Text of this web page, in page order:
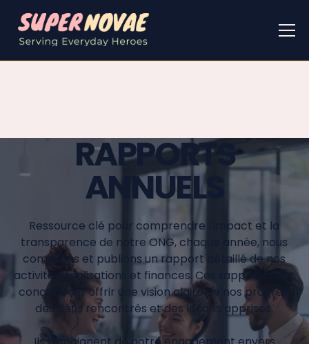
RAPPORTS
ANNUELS
Ressource clé pour comprendre l'impact et la
transparence de notre ONG, chaque année, nous
compilons et publions un rapport détaillé de nos
activités, réalisations et finances. Ces rapports sont
conçus pour offrir une vision claire de nos progrès,
des défis rencontrés et des leçons apprises.